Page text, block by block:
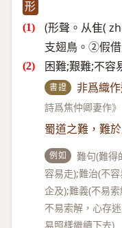
形
(形聲。从隹(
支翅鳥。②假
困難;艱難;不容
書證 非爲織
詩爲焦仲卿妻作》
蜀道之難，難
例如
難句(難得
容易走);難治(不
企及);難義(不易
不易索解，心存
易照樣繼續下去)